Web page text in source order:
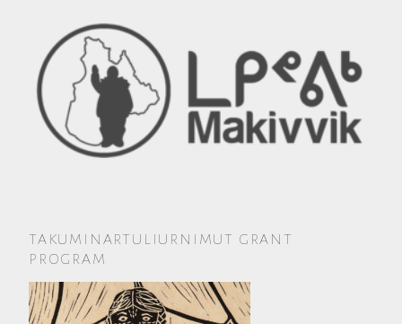
TAKUMINARTULIURNIMUT GRANT
PROGRAM